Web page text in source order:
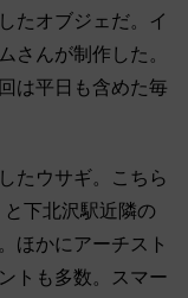
たオブジェだ。イ
さんが制作した。
は平日も含めた毎
たウサギ。こちら
下北沢駅近隣の
ほかにアーチスト
トも多数。スマー